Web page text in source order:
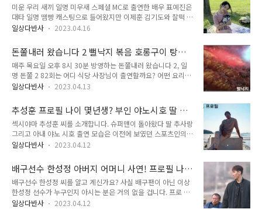
범택시3 확정?
미운 우리 새끼 일명 미우새 스페셜 MC로 출연한 배우 표예진은
대타 일명 땜빵 캐스팅으로 들어왔지만 이제훈 김기도와 찰떡 케
미를 보여주었습니다. 표예진은 시청자들에게 '케미 요정'이라
것처럼 찰떡궁합을 보여줍니다. 오죽하면 이혼 장면을 찍은 날에
는 표예진 연관 검색어에 표예진 이혼이 뜰까요? 많이들 아시겠
지만 배우 표예진은 승무원 출신이기도 합니다. 대한항공 객실
승무원, 스튜어디스로 약 1년 반 동안 근무했다고 알려져 있습니
다. 미우새에서 모벤져스의 관심을 끌 정도로 표예진 씨는 다양
에게 직접 만든 빵과 케이크를 선물하는 취미가 있다고 합니다.
그리고 인스타그램도 개인 공식 계정..
일상다반사 2023.04.16
돈쭐내러 왔습니다 2 뻘낙지 볶음 호롱구이 탕탕
이 하남 돈쭐 82회 먹요원 박탐희
매주 목요일 오후 8시 30분 방영하는 돈쭐내러 왔습니다 2, 일
명 돈쭐 2 82회는 어디 식당 사장님이 출연할까요? 어떤 요리를
만나게 될까요? 목차 1. 개요 2. 돈쭐내러 왔습니다 방송 정보 3.
돈쭐내러 왔습니다는 현재는 시즌 3라고 할 수 있습니다. 시즌
개편으로 포맷이 조금 변경되었습니다. 돈쭐내러 왔습니다 2 시
즌2는 사실 2023년 올해 1월 5일 종영되고 1월 26일부터 포맷
을 변경하여 시즌제를 없애고 방영하고 있으니 사실 돈쭐내러 왔
습니다 3 시즌3가 지금 방영하고 있습니다. 돈쭐내러 왔습니다
먹으며 우리의 군침을 돌게 만들었습니다. 그전에는 감성타코, ..
일상다반사 2023.04.13
추성훈 프로필 나이 몇년생? 부인 야노시호 딸 추
사랑 국적 최근영상
섹시야마 추성훈 씨를 소개합니다. 슈퍼맨이 돌아왔다 딸 추사랑
그리고 아내 야노 시호 출연 모습은 이전에 보였던 스포츠인의
모습과 다른 따뜻한 가족 모습을 보였습니다. 특히 추사랑 유토
방송 출연으로 다시 관심을 받고 있습니다. 아이들이 어느새 자
라 2011년생인 추사랑 나이 12살이 되었습니다. 그래서 방송
출연에 아이와 이야기를 나누며 허락을 받았다고 합니다. 슈돌
제작을 맡았던 강봉규 PD가 일본에 건너가 야노 시호 씨와 미리
방송 이야기를 나눴다고 합니다. 작품활동 속에서 사랑이와 유토
일상다반사 2023.04.12
배구선수 한성정 아버지 어머니 사연! 프로필 나
이 연봉 가족 일정
배구선수 한성정 씨를 알고 계신가요? 사실 배구팬이 아닌 이상
한성정 선수가 누구인지 아시는 분은 거의 없을 겁니다. 프로 배
구라고는 하지만 사실상 올림픽 아시안게임 때 말고는 사실 저도
일상다반사 2023.04.12